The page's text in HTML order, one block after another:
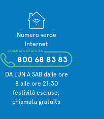
Numero verde
Internet
800 68 83 83
CHIAMATA GRATUITA
DA LUN A SAB dalle ore
8 alle ore 21:30
festività escluse,
chiamata gratuita